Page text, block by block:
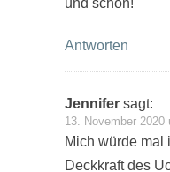
und schön!
Antworten
Jennifer sagt:
13. November 2020
Mich würde mal
Deckkraft des